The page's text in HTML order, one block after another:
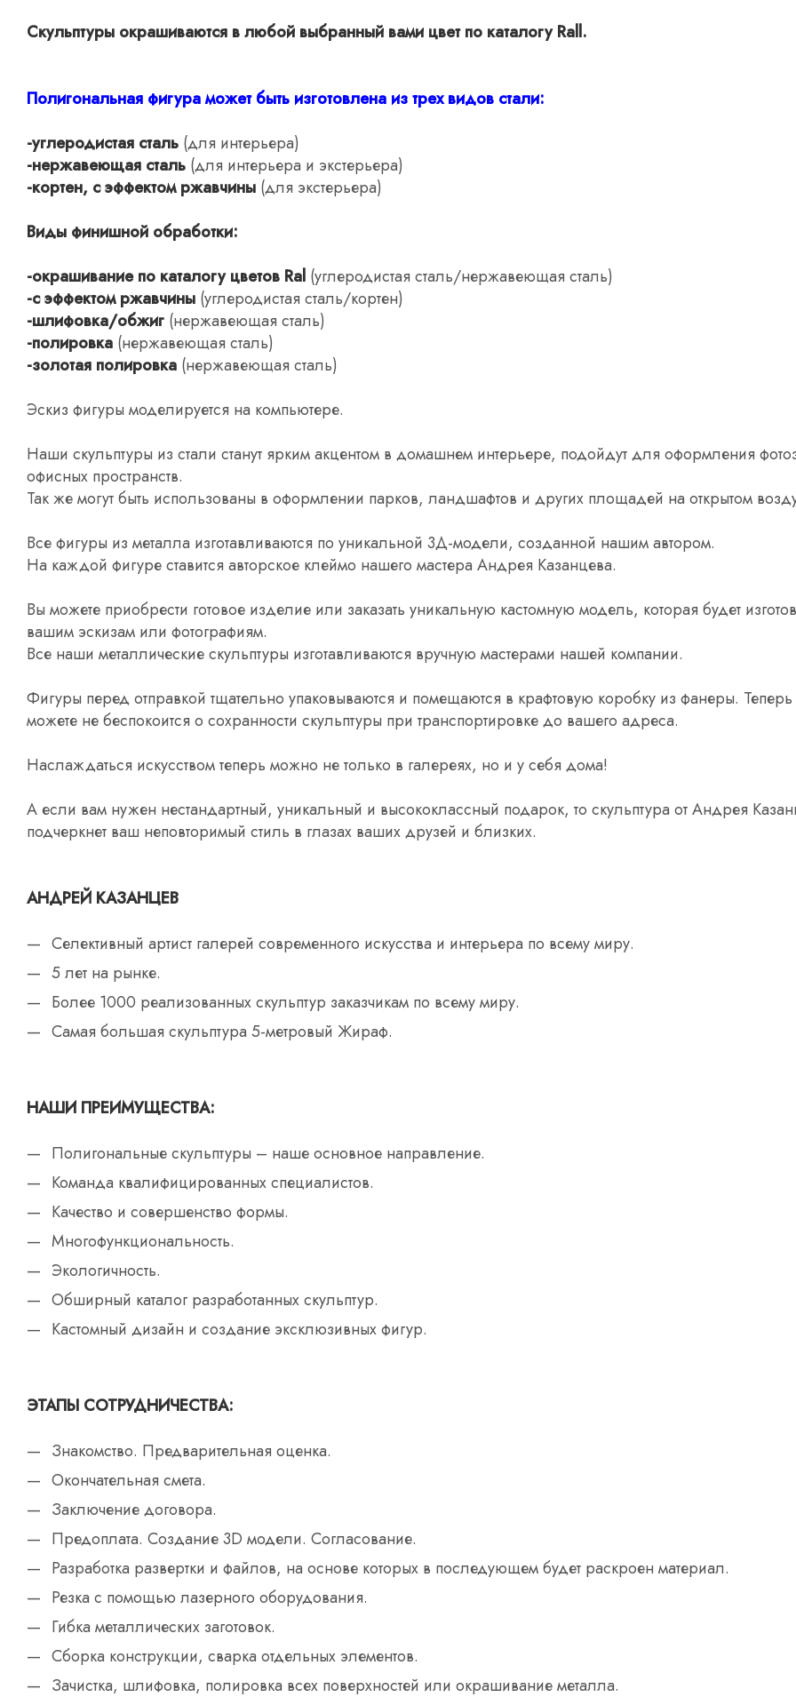
Скульптуры окрашиваются в любой выбранный вами цвет по каталогу Rall.
Полигональная фигура может быть изготовлена из трех видов стали:
-углеродистая сталь (для интерьера)
-нержавеющая сталь (для интерьера и экстерьера)
-кортен, с эффектом ржавчины (для экстерьера)
Виды финишной обработки:
-окрашивание по каталогу цветов Ral (углеродистая сталь/нержавеющая сталь)
-с эффектом ржавчины (углеродистая сталь/кортен)
-шлифовка/обжиг (нержавеющая сталь)
-полировка (нержавеющая сталь)
-золотая полировка (нержавеющая сталь)
Эскиз фигуры моделируется на компьютере.
Наши скульптуры из стали станут ярким акцентом в домашнем интерьере, подойдут для оформления
офисных пространств.
Так же могут быть использованы в оформлении парков, ландшафтов и других площадей на открытом
Все фигуры из металла изготавливаются по уникальной 3Д-модели, созданной нашим автором.
На каждой фигуре ставится авторское клеймо нашего мастера Андрея Казанцева.
Вы можете приобрести готовое изделие или заказать уникальную кастомную модель, которая будет
вашим эскизам или фотографиям.
Все наши металлические скульптуры изготавливаются вручную мастерами нашей компании.
Фигуры перед отправкой тщательно упаковываются и помещаются в крафтовую коробку из фанеры.
можете не беспокоится о сохранности скульптуры при транспортировке до вашего адреса.
Наслаждаться искусством теперь можно не только в галереях, но и у себя дома!
А если вам нужен нестандартный, уникальный и высококлассный подарок, то скульптура от Андрея
подчеркнет ваш неповторимый стиль в глазах ваших друзей и близких.
АНДРЕЙ КАЗАНЦЕВ
Селективный артист галерей современного искусства и интерьера по всему миру.
5 лет на рынке.
Более 1000 реализованных скульптур заказчикам по всему миру.
Самая большая скульптура 5-метровый Жираф.
НАШИ ПРЕИМУЩЕСТВА:
Полигональные скульптуры – наше основное направление.
Команда квалифицированных специалистов.
Качество и совершенство формы.
Многофункциональность.
Экологичность.
Обширный каталог разработанных скульптур.
Кастомный дизайн и создание эксклюзивных фигур.
ЭТАПЫ СОТРУДНИЧЕСТВА:
Знакомство. Предварительная оценка.
Окончательная смета.
Заключение договора.
Предоплата. Создание 3D модели. Согласование.
Разработка развертки и файлов, на основе которых в последующем будет раскроен материал.
Резка с помощью лазерного оборудования.
Гибка металлических заготовок.
Сборка конструкции, сварка отдельных элементов.
Зачистка, шлифовка, полировка всех поверхностей или окрашивание металла.